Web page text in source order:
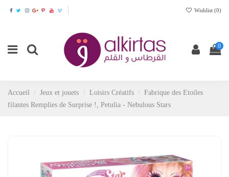
Wishlist (0)
0
Accueil Jeux et jouets Loisirs Créatifs
Fabrique des Etoiles
filantes Remplies de Surprise !, Petulia - Nebulous Stars